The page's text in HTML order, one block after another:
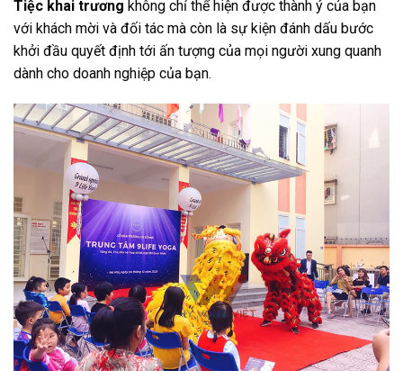
Tiệc khai trương không chỉ thể hiện được thành ý của bạn
với khách mời và đối tác mà còn là sự kiện đánh dấu bước
khởi đầu quyết định tới ấn tượng của mọi người xung quanh
dành cho doanh nghiệp của bạn.